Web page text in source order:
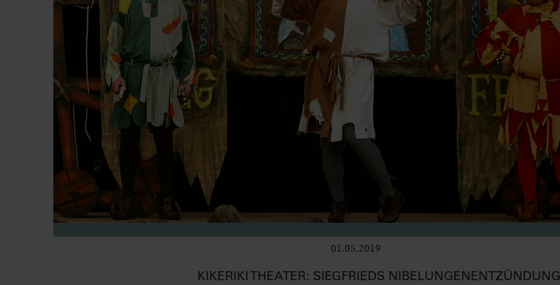
01.05.2019
KIKERIKI THEATER: SIEGFRIEDS NIBELUNGENENTZÜNDUNG